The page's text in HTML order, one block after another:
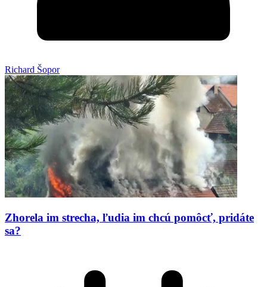
Richard Šopor
Zhorela im strecha, ľudia im chcú pomôcť, pridáte
sa?